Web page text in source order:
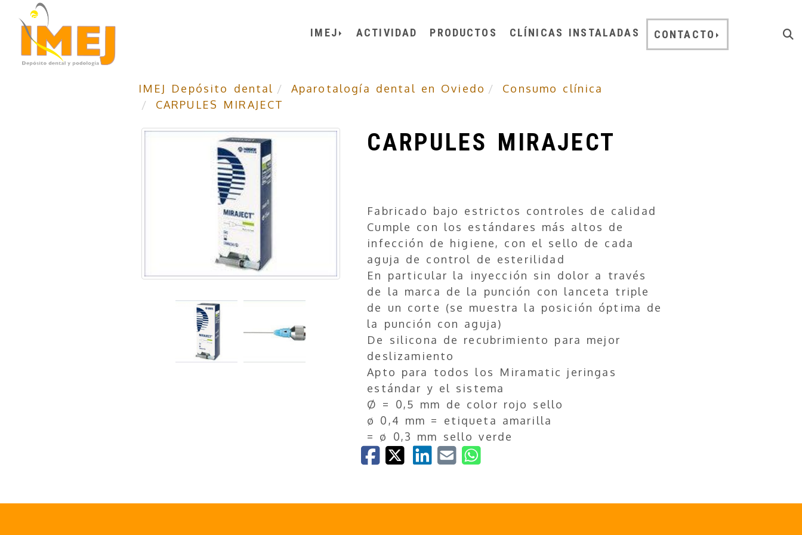
IMEJ ACTIVIDAD PRODUCTOS CLÍNICAS INSTALADAS CONTACTO
IMEJ Depósito dental Aparotalogía dental en Oviedo
Consumo clínica
CARPULES MIRAJECT
CARPULES MIRAJECT
Fabricado bajo estrictos controles de calidad
Cumple con los estándares más altos de
infección de higiene, con el sello de cada
aguja de control de esterilidad
En particular la inyección sin dolor a través
de la marca de la punción con lanceta triple
de un corte (se muestra la posición óptima de
la punción con aguja)
De silicona de recubrimiento para mejor
deslizamiento
Apto para todos los Miramatic jeringas
estándar y el sistema
Ø = 0,5 mm de color rojo sello
ø 0,4 mm = etiqueta amarilla
= ø 0,3 mm sello verde